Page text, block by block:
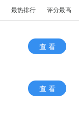
最热排行 评分最高
查 看
查 看